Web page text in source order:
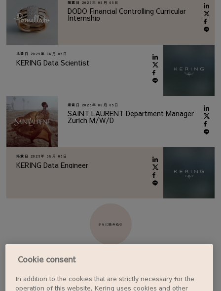
掲載日 2026年 08月 06日
DODO Financial Controlling Curricular
Internship
掲載日 2026年 08月 06日
KERING Data Scientist
掲載日 2026年 08月 06日
SAINT LAURENT Department Manager
Zurich M/W/D
掲載日 2026年 08月 06日
KERING Data Engineer
さらに読み込む
ジョブアラートを設定する
Cookie consent
In addition to the cookies that are strictly necessary for the
operation of this website, Kering uses cookies and other